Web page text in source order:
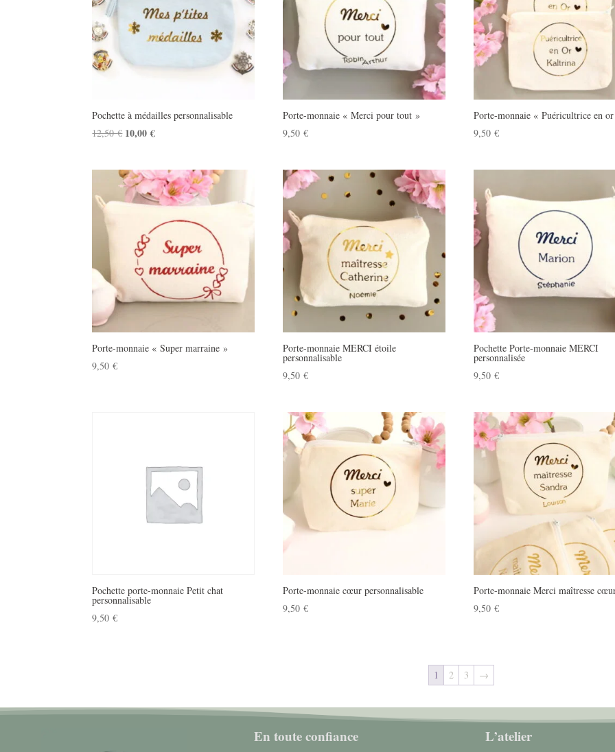
Pochette à médailles personnalisable
12,50€ Le
était :
12,50 €.
10,00€Le
est :
10,00 €.
Porte-monnaie « Merci pour tout »
9,50€
Porte-monnaie « Puéricultrice en
9,50€
Porte-monnaie « Super marraine »
9,50€
Porte-monnaie MERCI étoile
personnalisable
9,50€
Pochette Porte-monnaie MERCI
personnalisée
9,50€
Pochette porte-monnaie Petit chat
personnalisable
9,50€
Porte-monnaie cœur personnalisable
9,50€
Porte-monnaie Merci maîtresse
9,50€
1 2 3 →
En toute confiance L’atelier